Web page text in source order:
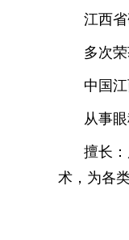
江西
多次
中国
从事
擅长
术，为各